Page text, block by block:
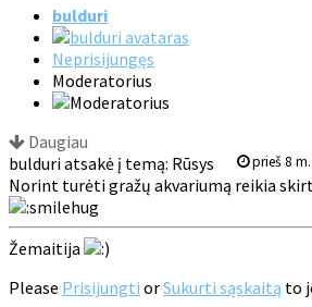
bulduri
Neprisijungęs
Moderatorius
Daugiau
prieš 8
bulduri atsakė į temą: Rūsys
Norint turėti gražų akvariumą reikia
Žemaitija
Please Prisijungti orSukurti sąskaitą to